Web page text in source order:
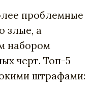
проблемные
злые, а
набором
черт. Топ-5
штрафами: